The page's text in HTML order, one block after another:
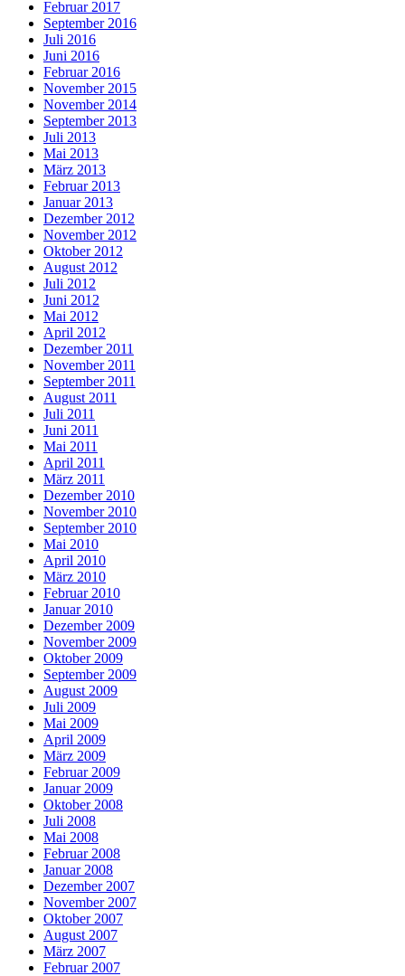
Februar 2017
September 2016
Juli 2016
Juni 2016
Februar 2016
November 2015
November 2014
September 2013
Juli 2013
Mai 2013
März 2013
Februar 2013
Januar 2013
Dezember 2012
November 2012
Oktober 2012
August 2012
Juli 2012
Juni 2012
Mai 2012
April 2012
Dezember 2011
November 2011
September 2011
August 2011
Juli 2011
Juni 2011
Mai 2011
April 2011
März 2011
Dezember 2010
November 2010
September 2010
Mai 2010
April 2010
März 2010
Februar 2010
Januar 2010
Dezember 2009
November 2009
Oktober 2009
September 2009
August 2009
Juli 2009
Mai 2009
April 2009
März 2009
Februar 2009
Januar 2009
Oktober 2008
Juli 2008
Mai 2008
Februar 2008
Januar 2008
Dezember 2007
November 2007
Oktober 2007
August 2007
März 2007
Februar 2007